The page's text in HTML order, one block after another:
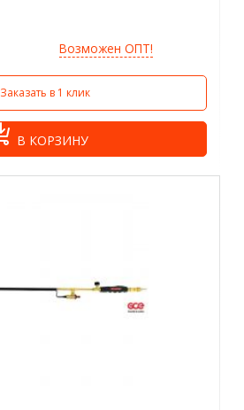
Возможен ОПТ!
Заказать в 1 клик
В КОРЗИНУ